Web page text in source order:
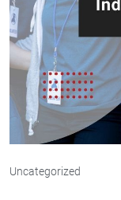
Uncategorized